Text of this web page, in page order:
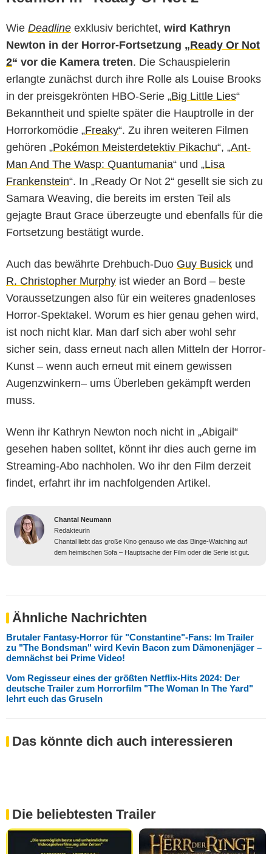
Wie Deadline exklusiv berichtet, wird Kathryn
Newton in der Horror-Fortsetzung „Ready Or Not
2“ vor die Kamera treten. Die Schauspielerin
erlangte zunächst durch ihre Rolle als Louise Brooks
in der preisgekrönten HBO-Serie „Big Little Lies“
Bekanntheit und spielte später die Hauptrolle in der
Horrorkomödie „Freaky“. Zu ihren weiteren Filmen
gehören „Pokémon Meisterdetektiv Pikachu“, „Ant-
Man And The Wasp: Quantumania“ und „Lisa
Frankenstein“. In „Ready Or Not 2“ gesellt sie sich zu
Samara Weaving, die bereits im ersten Teil als
gejagte Braut Grace überzeugte und ebenfalls für die
Fortsetzung bestätigt wurde.
Auch das bewährte Drehbuch-Duo Guy Busick und
R. Christopher Murphy ist wieder an Bord – beste
Voraussetzungen also für ein weiteres gnadenloses
Horror-Spektakel. Worum es hier genau gehen wird,
ist noch nicht klar. Man darf sich aber wohl sehr
sicher sein, dass erneut nach allen Mitteln der Horror-
Kunst – wenn auch erneut mit einem gewissen
Augenzwinkern– ums Überleben gekämpft werden
muss.
Wenn ihr Kathryn Newton noch nicht in „Abigail“
gesehen haben solltet, könnt ihr dies auch gerne im
Streaming-Abo nachholen. Wo ihr den Film derzeit
findet, erfahrt ihr im nachfolgenden Artikel.
Chantal Neumann
Redakteurin
Chantal liebt das große Kino genauso wie das Binge-Watching auf
dem heimischen Sofa – Hauptsache der Film oder die Serie ist gut.
Ähnliche Nachrichten
Brutaler Fantasy-Horror für "Constantine"-Fans: Im Trailer
zu "The Bondsman" wird Kevin Bacon zum Dämonenjäger –
demnächst bei Prime Video!
Vom Regisseur eines der größten Netflix-Hits 2024: Der
deutsche Trailer zum Horrorfilm "The Woman In The Yard"
lehrt euch das Gruseln
Das könnte dich auch interessieren
Die beliebtesten Trailer